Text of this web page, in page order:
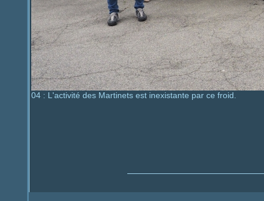
04 : L'activité des Martinets est inexistante par ce froid.